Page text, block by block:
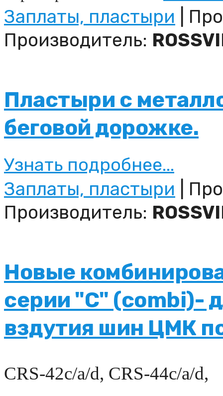
Заплаты, пластыри |
Производитель:
Пластыри с
беговой дорожке.
Узнать подробнее...
Заплаты, пластыри |
Производитель:
Новые
серии "С" (combi)-
вздутия шин ЦМК
CRS-42c/a/d, CRS-44c/a/d,